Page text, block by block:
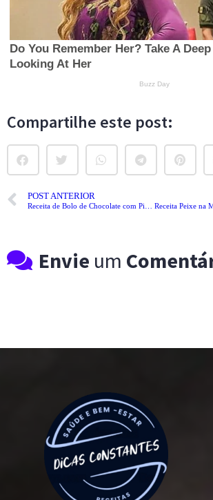
Compartilhe este post:
POST ANTERIOR
Receita de Bolo de Chocolate com Pistache
Envie um